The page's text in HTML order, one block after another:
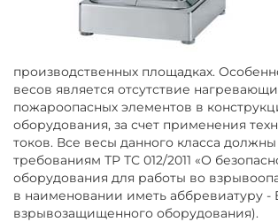
производственных площадках.
весов является отсутствие
пожароопасных элементов в
оборудования, за счет применения
токов. Все весы данного класса должны
требованиям ТР ТС 012/2011 «О
оборудования для работы во
в наименовании иметь аббревиатуру -
взрывозащищенного оборудования).